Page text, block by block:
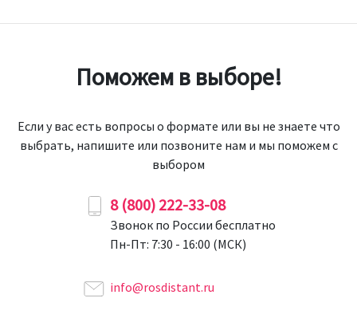
Поможем в выборе!
Если у вас есть вопросы о формате или вы не знаете что
выбрать, напишите или позвоните нам и мы поможем с
выбором
8 (800) 222-33-08
Звонок по России бесплатно
Пн-Пт: 7:30 - 16:00 (МСК)
info@rosdistant.ru